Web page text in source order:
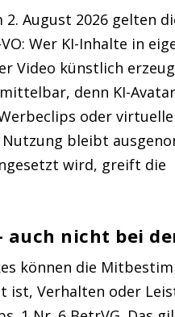
August 2026 gelten
Wer KI-Inhalte in
Video künstlich
denn KI-
oder
bleibt
wird, greift die
auch nicht bei
können die
ist, Verhalten oder